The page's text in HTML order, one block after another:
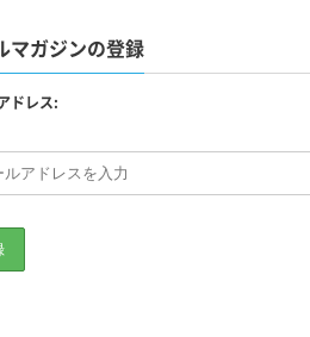
マガジンの登録
ドレス: